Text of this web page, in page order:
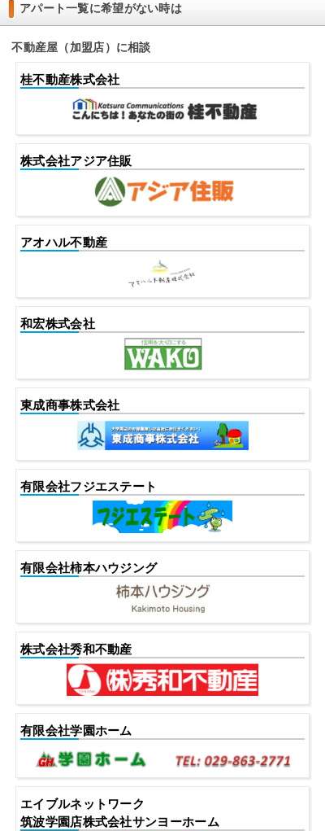
アパート一覧に希望がない時は
不動産屋（加盟店）に相談
桂不動産株式会社
株式会社アジア住販
アオハル不動産
和宏株式会社
東成商事株式会社
有限会社フジエステート
有限会社柿本ハウジング
株式会社秀和不動産
有限会社学園ホーム
エイブルネットワーク
筑波学園店株式会社サンヨーホーム